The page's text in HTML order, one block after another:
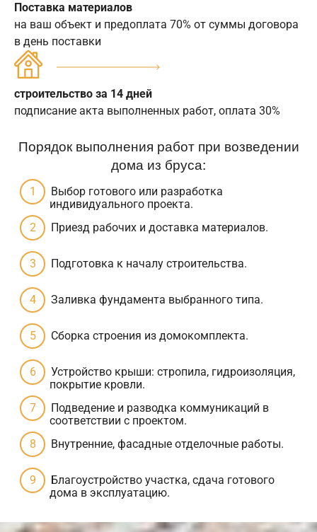
Поставка материалов
на ваш объект и предоплата 70% от суммы договора
в день поставки
строительство за 14 дней
подписание акта выполненных работ, оплата 30%
Порядок выполнения работ при возведении
дома из бруса:
Выбор готового или разработка
индивидуального проекта.
Приезд рабочих и доставка материалов.
Подготовка к началу строительства.
Заливка фундамента выбранного типа.
Сборка строения из домокомплекта.
Устройство крыши: стропила, гидроизоляция,
покрытие кровли.
Подведение и разводка коммуникаций в
соответствии с проектом.
Внутренние, фасадные отделочные работы.
Благоустройство участка, сдача готового
дома в эксплуатацию.